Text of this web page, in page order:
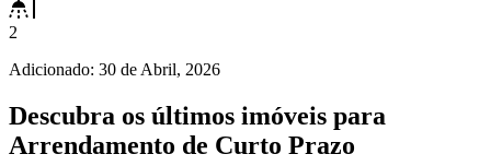
2
Adicionado: 30 de Abril, 2026
Descubra os últimos imóveis para
Arrendamento de Curto Prazo